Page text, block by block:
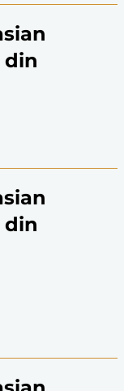
din
din